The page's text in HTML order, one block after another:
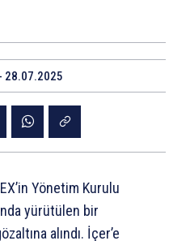
28.07.2025
Yönetim Kurulu
yürütülen bir
alındı. İçer’e